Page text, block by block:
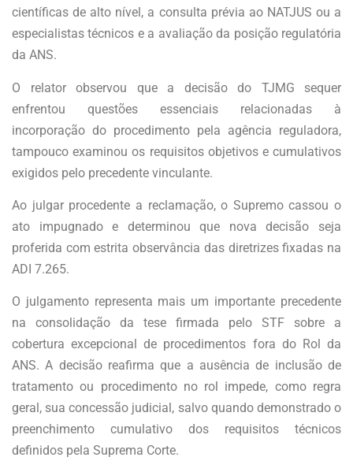
científicas de alto nível, a consulta prévia ao NATJUS ou a
especialistas técnicos e a avaliação da posição regulatória
da ANS.
O relator observou que a decisão do TJMG sequer
enfrentou questões essenciais relacionadas à
incorporação do procedimento pela agência reguladora,
tampouco examinou os requisitos objetivos e cumulativos
exigidos pelo precedente vinculante.
Ao julgar procedente a reclamação, o Supremo cassou o
ato impugnado e determinou que nova decisão seja
proferida com estrita observância das diretrizes fixadas na
ADI 7.265.
O julgamento representa mais um importante precedente
na consolidação da tese firmada pelo STF sobre a
cobertura excepcional de procedimentos fora do Rol da
ANS. A decisão reafirma que a ausência de inclusão de
tratamento ou procedimento no rol impede, como regra
geral, sua concessão judicial, salvo quando demonstrado o
preenchimento cumulativo dos requisitos técnicos
definidos pela Suprema Corte.